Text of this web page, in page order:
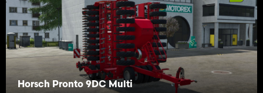
Horsch Pronto 9DC Multi